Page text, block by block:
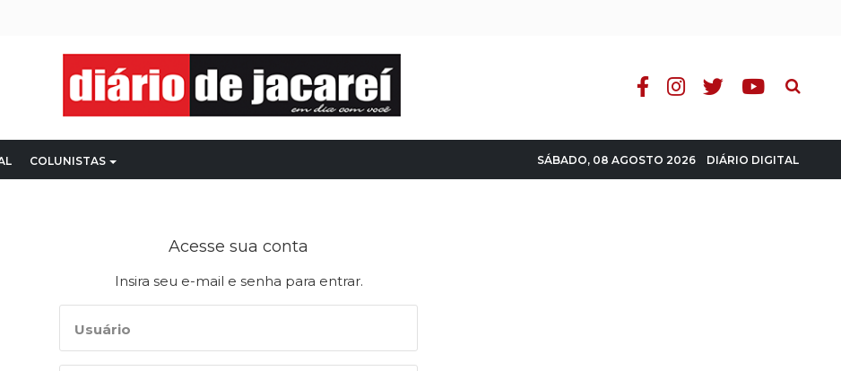
Pesquisa
COLUNISTAS SÁBADO, 08 AGOSTO 2026 DIÁRIO DIGITAL
Acesse sua conta
Insira seu e-mail e senha para entrar.
Usuário